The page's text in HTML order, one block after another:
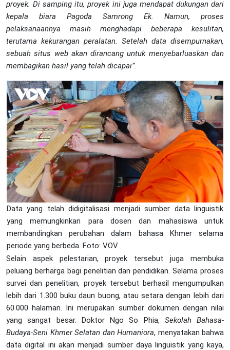
proyek.Di samping itu, proyek inijuga mendapat dukungan dari
kepala biara Pagoda Samrong Ek. Namun, proses
pelaksanaannya masih menghadapi beberapa kesulitan,
terutama kekurangan peralatan. Setelah data disempurnakan,
sebuah situs web akan dirancang untuk menyebarluaskan dan
membagikan hasil yang telah dicapai”.
Data yang telah didigitalisasi menjadi sumber data linguistik
yang memungkinkan para dosen dan mahasiswa untuk
membandingkan perubahan dalam bahasa Khmer selama
periode yang berbeda. Foto: VOV
Selain aspek pelestarian, proyek tersebut juga membuka
peluang berharga bagi penelitian dan pendidikan. Selama proses
survei dan penelitian, proyek tersebut berhasil mengumpulkan
lebih dari 1.300 buku daun buong, atau setara dengan lebih dari
60.000 halaman. Ini merupakan sumber dokumen dengan nilai
yang sangat besar. Doktor Ngo So Phia, Sekolah Bahasa-
Budaya-Seni Khmer Selatan dan Humaniora, menyatakan bahwa
data digital ini akan menjadi sumber daya linguistik yang kaya,